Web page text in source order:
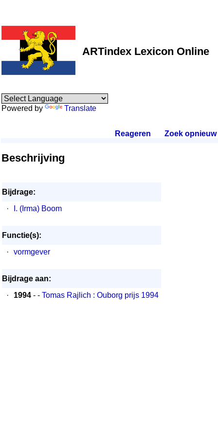
ARTindex Lexicon Online
Powered by Translate
Reageren Zoek opnieuw.
Beschrijving
Bijdrage:
·
I. (Irma) Boom
Functie(s):
·
vormgever
Bijdrage aan:
·
1994 - - Tomas Rajlich : Ouborg prijs 1994